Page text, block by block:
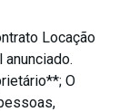
Locação
O